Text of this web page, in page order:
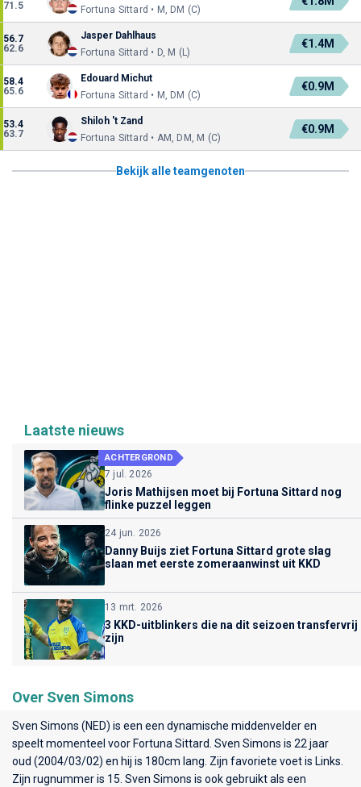
71.5
Fortuna Sittard • M, DM (C)
56.7
62.6
Jasper Dahlhaus
Fortuna Sittard • D, M (L)
€1.4M
58.4
65.6
Edouard Michut
Fortuna Sittard • M, DM (C)
€0.9M
53.4
63.7
Shiloh 't Zand
Fortuna Sittard • AM, DM, M (C)
€0.9M
Bekijk alle teamgenoten
Laatste nieuws
ACHTERGROND
7 jul. 2026
Joris Mathijsen moet bij Fortuna Sittard nog
flinke puzzel leggen
24 jun. 2026
Danny Buijs ziet Fortuna Sittard grote slag
slaan met eerste zomeraanwinst uit KKD
13 mrt. 2026
3 KKD-uitblinkers die na dit seizoen transfervrij
zijn
Over Sven Simons
Sven Simons (NED) is een een dynamische middenvelder en
speelt momenteel voor Fortuna Sittard . Sven Simons is 22 jaar
oud (2004/03/02) en hij is 180cm lang. Zijn favoriete voet is Links.
Zijn rugnummer is 15. Sven Simons is ook gebruikt als een